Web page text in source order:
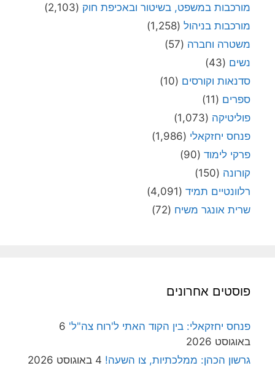
מורכבות במשפט, בשיטור ובאכיפת חוק (2,103)
מורכבות בניהול (1,258)
משטרה וחברה (57)
נשים (43)
סדנאות וקורסים (10)
ספרים (11)
פוליטיקה (1,073)
פנחס יחזקאלי (1,986)
פרקי לימוד (90)
קורונה (150)
רלוונטיים תמיד (4,091)
שרית אונגר משיח (72)
פוסטים אחרונים
פנחס יחזקאלי: בין הקוד האתי ל'רוח צה"ל' 6
באוגוסט 2026
גרשון הכהן: ממלכתיות, צו השעה! 4 באוגוסט 2026